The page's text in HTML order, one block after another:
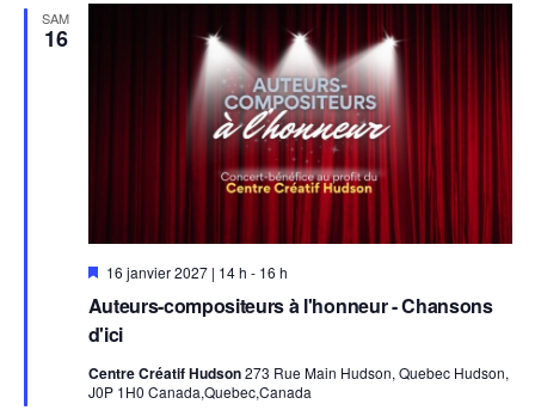
SAM
16
Auteurs-compositeurs à l'honneur - Chansons
d'ici
E
v
e
d
e
t
t
16 janvier 2027 | 14 h - 16 h
Centre Créatif Hudson273 Rue Main Hudson, Quebec Hudson,
J0P 1H0 Canada,Quebec,Canada